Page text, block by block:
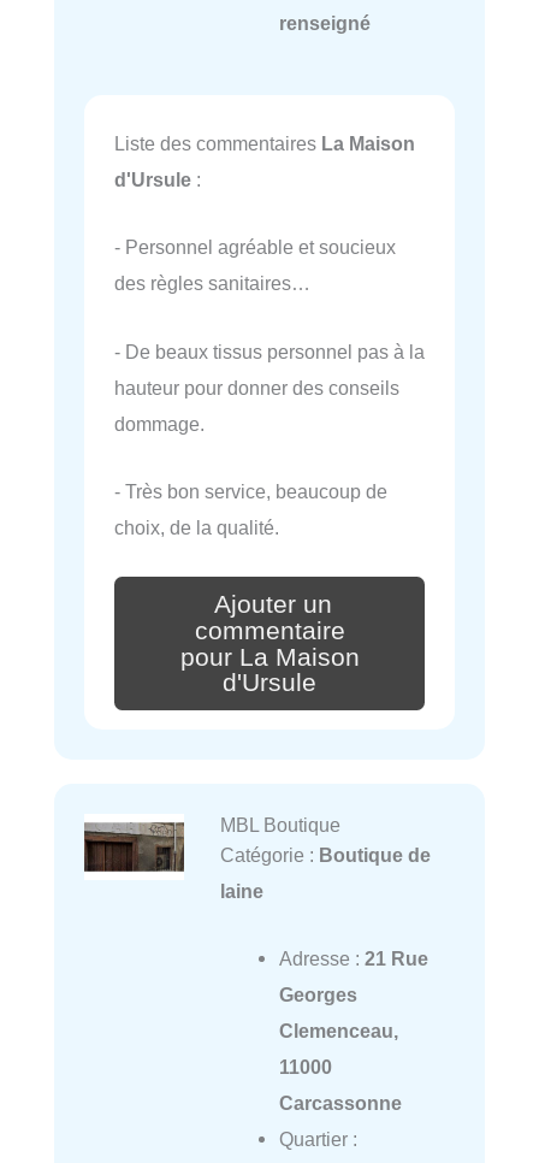
renseigné
Liste des commentaires La Maison
d'Ursule :
- Personnel agréable et soucieux
des règles sanitaires…
- De beaux tissus personnel pas à la
hauteur pour donner des conseils
dommage.
- Très bon service, beaucoup de
choix, de la qualité.
Ajouter un
commentaire
pour La Maison
d'Ursule
MBL Boutique
Catégorie : Boutique de
laine
Adresse : 21 Rue
Georges
Clemenceau,
11000
Carcassonne
Quartier :